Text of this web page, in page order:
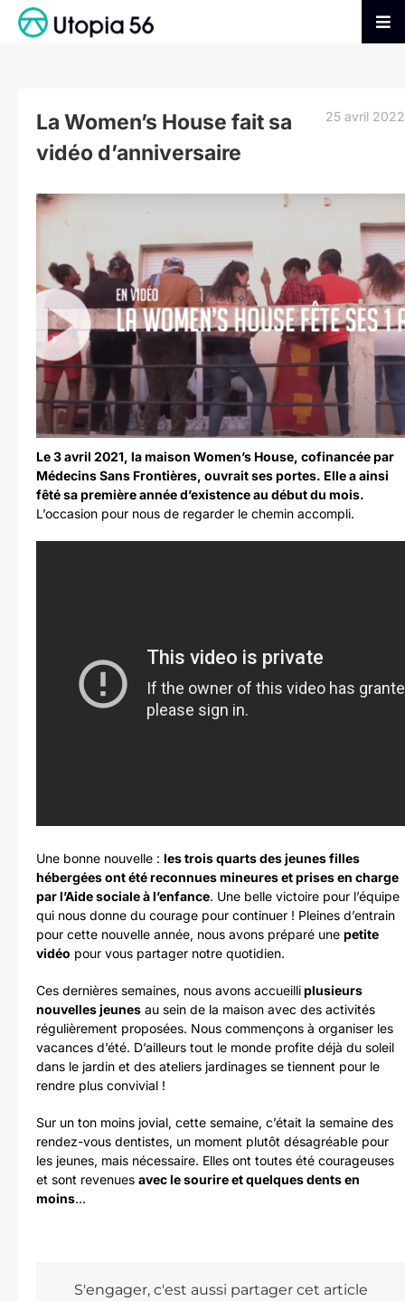
Passer
S’INFORMER
ADHÉRER
FAIRE UN DON
25 avril 2022
La Women’s House fait sa
vidéo d’anniversaire
Voir
l'image
Le 3 avril 2021, la maison Women’s House, cofinancée par
Médecins Sans Frontières, ouvrait ses portes. Elle a ainsi
fêté sa première année d’existence au début du mois.
L’occasion pour nous de regarder le chemin accompli.
Une bonne nouvelle : les trois quarts des jeunes filles
hébergées ont été reconnues mineures et prises en charge
par l’Aide sociale à l’enfance. Une belle victoire pour l’équipe
qui nous donne du courage pour continuer ! Pleines d’entrain
pour cette nouvelle année, nous avons préparé une petite
vidéo pour vous partager notre quotidien.
Ces dernières semaines, nous avons accueilliplusieurs
nouvelles jeunes au sein de la maison avec des activités
régulièrement proposées. Nous commençons à organiser les
vacances d’été. D’ailleurs tout le monde profite déjà du soleil
dans le jardin et des ateliers jardinages se tiennent pour le
rendre plus convivial !
Sur un ton moins jovial, cette semaine, c’était la semaine des
rendez-vous dentistes, un moment plutôt désagréable pour
les jeunes, mais nécessaire. Elles ont toutes été courageuses
et sont revenues avec le sourire et quelques dents en
moins…
S'engager, c'est aussi partager cet article